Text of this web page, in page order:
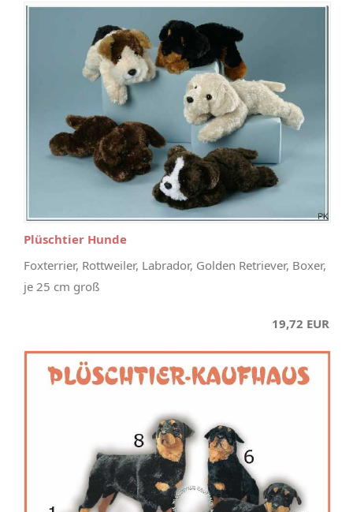
Plüschtier Hunde
Foxterrier, Rottweiler, Labrador, Golden Retriever, Boxer,
je 25 cm groß
19,72 EUR